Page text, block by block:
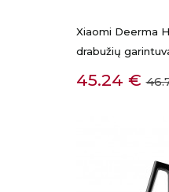
Xiaomi Deerma
drabužių
Kaina
45.24 €